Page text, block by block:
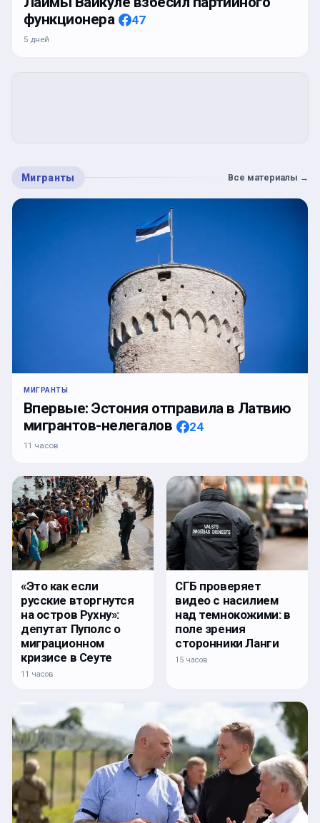
функционера
47
5 дней
Мигранты Все материалы →
МИГРАНТЫ
Впервые: Эстония отправила в Латвию
мигрантов-нелегалов
24
11 часов
«Это как если
русские вторгнутся
на остров Рухну»:
депутат Пуполс о
миграционном
кризисе в Сеуте
11 часов
СГБ проверяет
видео с насилием
над темнокожими: в
поле зрения
сторонники Ланги
15 часов